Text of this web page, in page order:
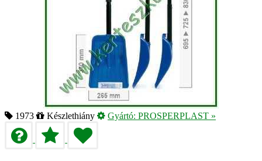
1973 Készlethiány Gyártó: PROSPERPLAST »